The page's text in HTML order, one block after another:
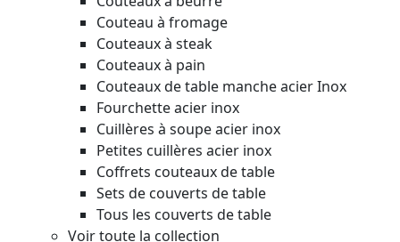
Couteau à fromage
Couteaux à steak
Couteaux à pain
Couteaux de table manche acier Inox
Fourchette acier inox
Cuillères à soupe acier inox
Petites cuillères acier inox
Coffrets couteaux de table
Sets de couverts de table
Tous les couverts de table
Voir toute la collection